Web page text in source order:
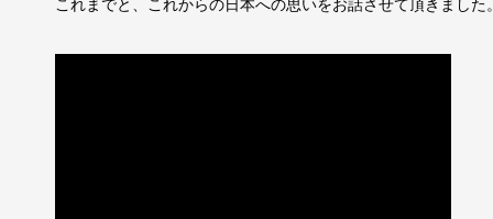
これまでと、これからの日本への思いをお話させて頂きました